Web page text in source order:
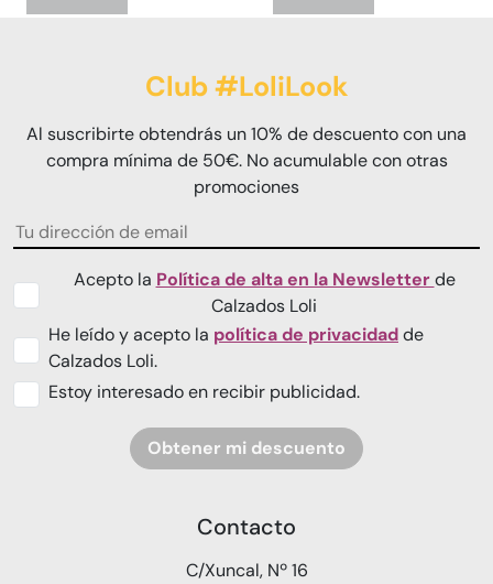
Club #LoliLook
Al suscribirte obtendrás un 10% de descuento con una
compra mínima de 50€. No acumulable con otras
promociones
Acepto la Política de alta en la Newsletterde
Calzados Loli
He leído y acepto la política de privacidadde
Calzados Loli.
Estoy interesado en recibir publicidad.
Obtener mi descuento
Contacto
C/Xuncal, Nº 16